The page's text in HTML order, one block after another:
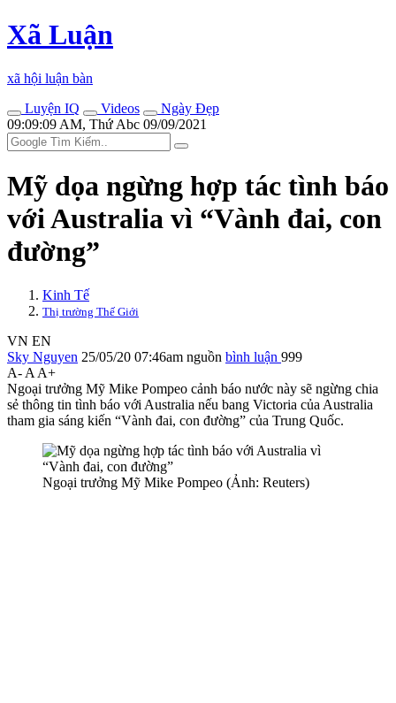
Xã Luận
xã hội luận bàn
Luyện IQ
Videos
Ngày Đẹp
09:09:09 AM, Thứ Abc 09/09/2021
Mỹ dọa ngừng hợp tác tình báo
với Australia vì “Vành đai, con
đường”
Kinh Tế
Thị trường Thế Giới
VN EN
Sky Nguyen 25/05/20 07:46am nguồn bình luận 999
A- A A+
Ngoại trưởng Mỹ Mike Pompeo cảnh báo nước này sẽ ngừng chia
sẻ thông tin tình báo với Australia nếu bang Victoria của Australia
tham gia sáng kiến “Vành đai, con đường” của Trung Quốc.
Ngoại trưởng Mỹ Mike Pompeo (Ảnh: Reuters)